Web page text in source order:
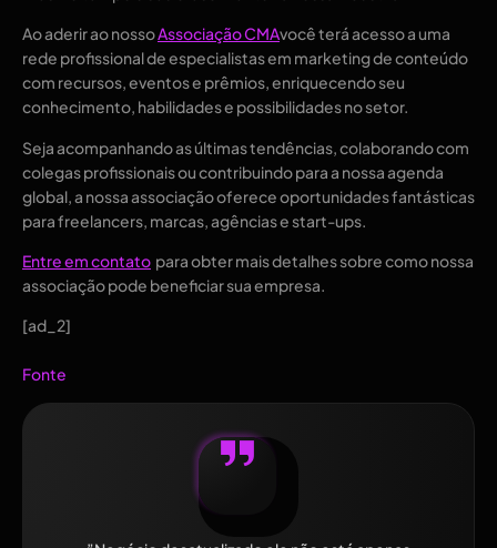
Ao aderir ao nosso Associação CMAvocê terá acesso a uma
rede profissional de especialistas em marketing de conteúdo
com recursos, eventos e prêmios, enriquecendo seu
conhecimento, habilidades e possibilidades no setor.
Seja acompanhando as últimas tendências, colaborando com
colegas profissionais ou contribuindo para a nossa agenda
global, a nossa associação oferece oportunidades fantásticas
para freelancers, marcas, agências e start-ups.
Entre em contato
  para obter mais detalhes sobre como nossa
associação pode beneficiar sua empresa.
[ad_2]
Fonte